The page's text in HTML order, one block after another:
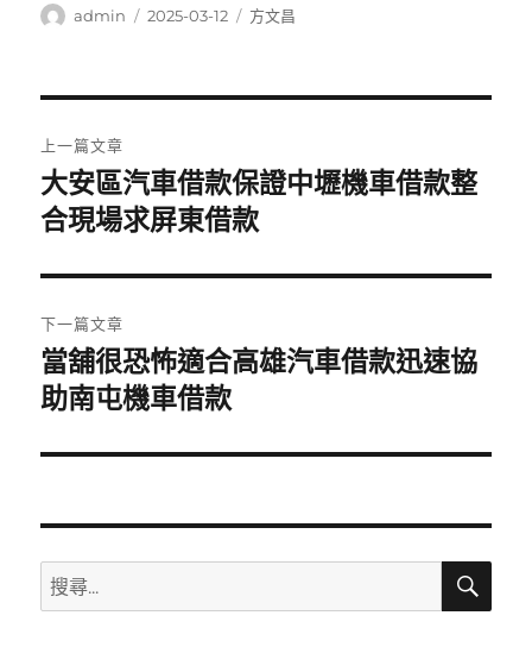
作
admin
發
2025-03-12
分
方文昌
章
導
覽
上一篇文章
上
一
文
章:
大安區汽車借款保證中壢機車借款整
合現場求屏東借款
下一篇文章
下
一
文
當舖很恐怖適合高雄汽車借款迅速協
助南屯機車借款
搜
尋
搜